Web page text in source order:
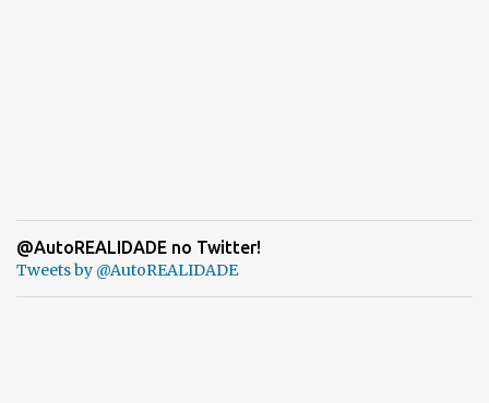
@AutoREALIDADE no Twitter!
Tweets by @AutoREALIDADE